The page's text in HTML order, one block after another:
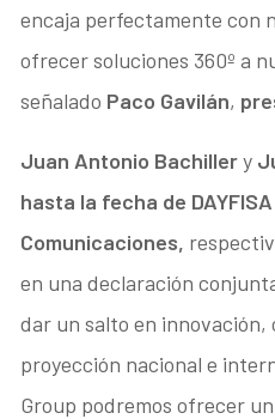
encaja perfectamente con
ofrecer soluciones 360º a
señalado Paco Gavilán,
Juan Antonio Bachillery
hasta la fecha de
Comunicaciones,
en una declaración
dar un salto en
proyección nacional e
Group podremos ofrecer